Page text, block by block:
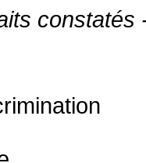
constatés